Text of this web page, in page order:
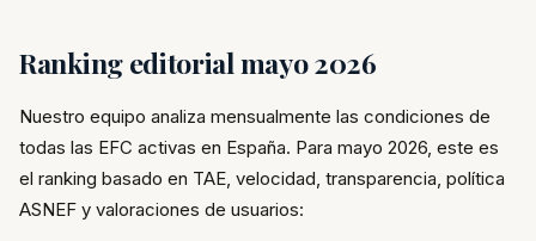
Ranking editorial mayo 2026
Nuestro equipo analiza mensualmente las condiciones de
todas las EFC activas en España. Para mayo 2026, este es
el ranking basado en TAE, velocidad, transparencia, política
ASNEF y valoraciones de usuarios: